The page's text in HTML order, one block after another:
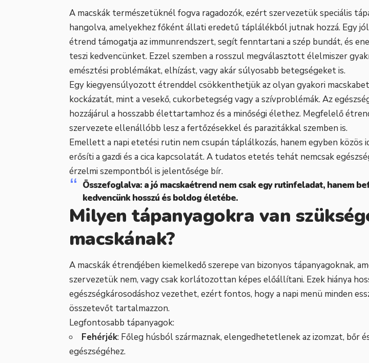
A macskák természetüknél fogva ragadozók, ezért szervezetük speciális
hangolva, amelyekhez főként állati eredetű táplálékból jutnak hozzá. Egy
étrend támogatja az immunrendszert, segít fenntartani a szép bundát, és
teszi kedvencünket. Ezzel szemben a rosszul megválasztott élelmiszer
emésztési problémákat, elhízást, vagy akár súlyosabb betegségeket is.
Egy kiegyensúlyozott étrenddel csökkenthetjük az olyan gyakori
kockázatát, mint a vesekő, cukorbetegség vagy a szívproblémák. Az
hozzájárul a hosszabb élettartamhoz és a minőségi élethez. Megfelelő
szervezete ellenállóbb lesz a fertőzésekkel és parazitákkal szemben is.
Emellett a napi etetési rutin nem csupán táplálkozás, hanem egyben közös
erősíti a gazdi és a cica kapcsolatát. A tudatos etetés tehát nemcsak
érzelmi szempontból is jelentősége bír.
Összefoglalva: a jó macskaétrend nem csak egy rutinfeladat, hanem
kedvencünk hosszú és boldog életébe.
Milyen tápanyagokra van
macskának?
A macskák étrendjében kiemelkedő szerepe van bizonyos tápanyagoknak,
szervezetük nem, vagy csak korlátozottan képes előállítani. Ezek hiánya
egészségkárosodáshoz vezethet, ezért fontos, hogy a napi menü minden
összetevőt tartalmazzon.
Legfontosabb tápanyagok:
Fehérjék: Főleg húsból származnak, elengedhetetlenek az izomzat, bőr
egészségéhez.